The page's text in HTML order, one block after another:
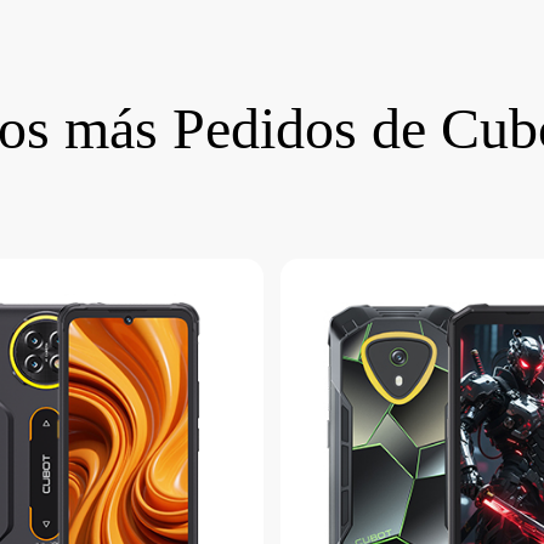
más Pedidos de